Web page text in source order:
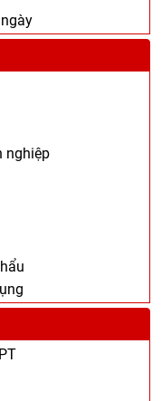
nghiệp